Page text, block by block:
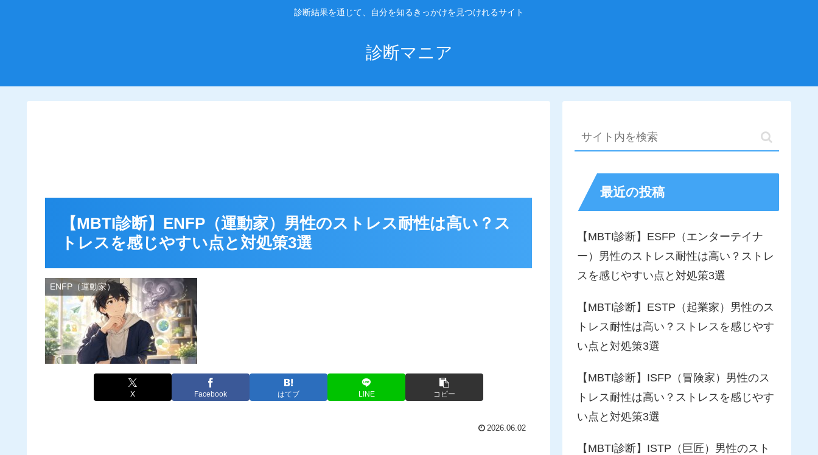
診断結果を通じて、自分を知るきっかけを見つけれるサイト
診断マニア
【MBTI診断】ENFP（運動家）男性のストレス耐性は高い？ス
トレスを感じやすい点と対処策3選
ENFP（運動家）
X Facebook はてブ LINE コピー
2026.06.02
最近の投稿
【MBTI診断】ESFP（エンターテイナ
ー）男性のストレス耐性は高い？ストレ
スを感じやすい点と対処策3選
【MBTI診断】ESTP（起業家）男性のス
トレス耐性は高い？ストレスを感じやす
い点と対処策3選
【MBTI診断】ISFP（冒険家）男性のス
トレス耐性は高い？ストレスを感じやす
い点と対処策3選
【MBTI診断】ISTP（巨匠）男性のスト